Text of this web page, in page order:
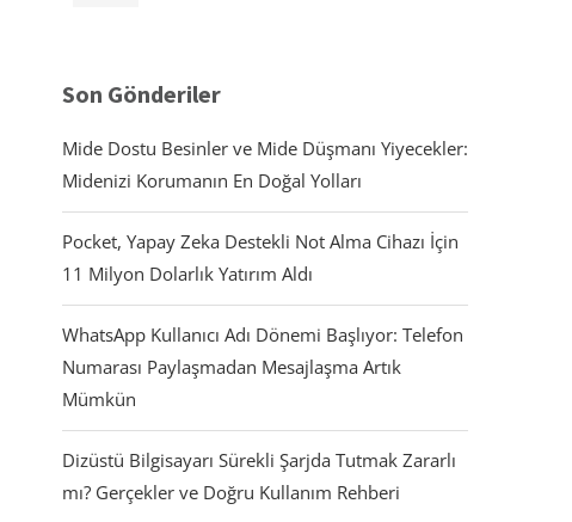
Son Gönderiler
Mide Dostu Besinler ve Mide Düşmanı Yiyecekler:
Midenizi Korumanın En Doğal Yolları
Pocket, Yapay Zeka Destekli Not Alma Cihazı İçin
11 Milyon Dolarlık Yatırım Aldı
WhatsApp Kullanıcı Adı Dönemi Başlıyor: Telefon
Numarası Paylaşmadan Mesajlaşma Artık
Mümkün
Dizüstü Bilgisayarı Sürekli Şarjda Tutmak Zararlı
mı? Gerçekler ve Doğru Kullanım Rehberi